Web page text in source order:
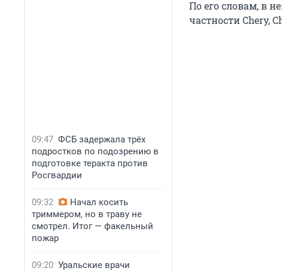
09:47 ФСБ задержала трёх
подростков по подозрению в
подготовке теракта против
Росгвардии
09:32
Начал косить
триммером, но в траву не
смотрел. Итог — факельный
пожар
09:20 Уральские врачи
По его словам, в
частности Chery,